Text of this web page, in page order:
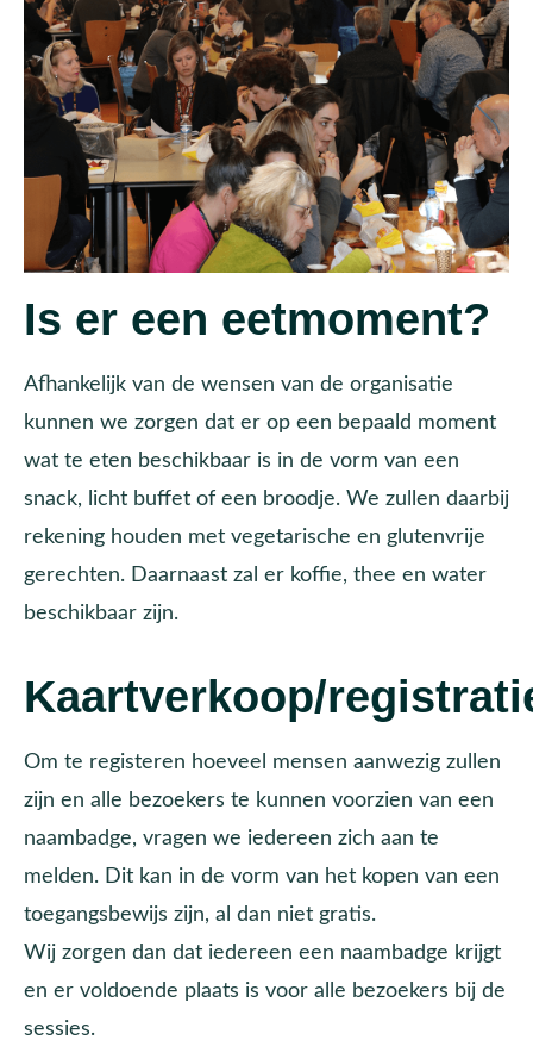
Is er een eetmoment?
Afhankelijk van de wensen van de organisatie
kunnen we zorgen dat er op een bepaald moment
wat te eten beschikbaar is in de vorm van een
snack, licht buffet of een broodje. We zullen daarbij
rekening houden met vegetarische en glutenvrije
gerechten. Daarnaast zal er koffie, thee en water
beschikbaar zijn.
Kaartverkoop/
Om te registeren hoeveel mensen aanwezig zullen
zijn en alle bezoekers te kunnen voorzien van een
naambadge, vragen we iedereen zich aan te
melden. Dit kan in de vorm van het kopen van een
toegangsbewijs zijn, al dan niet gratis.
Wij zorgen dan dat iedereen een naambadge krijgt
en er voldoende plaats is voor alle bezoekers bij de
sessies.